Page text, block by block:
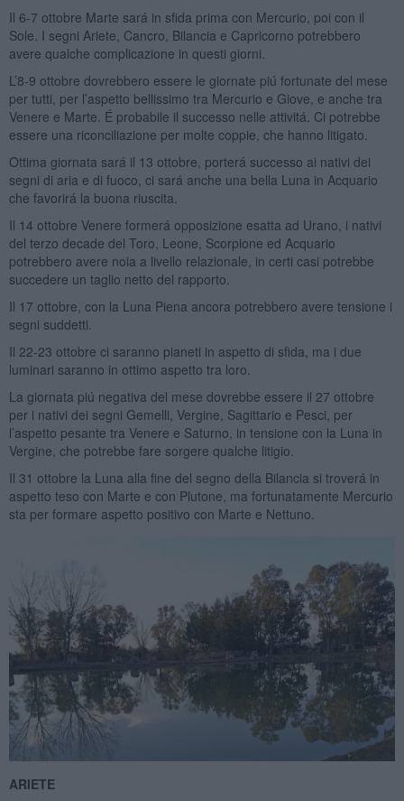
Il 6-7 ottobre Marte sará in sfida prima con Mercurio, poi con il
Sole. I segni Ariete, Cancro, Bilancia e Capricorno potrebbero
avere qualche complicazione in questi giorni.
L’8-9 ottobre dovrebbero essere le giornate piú fortunate del mese
per tutti, per l’aspetto bellissimo tra Mercurio e Giove, e anche tra
Venere e Marte. É probabile il successo nelle attivitá. Ci potrebbe
essere una riconciliazione per molte coppie, che hanno litigato.
Ottima giornata sará il 13 ottobre, porterá successo ai nativi dei
segni di aria e di fuoco, ci sará anche una bella Luna in Acquario
che favorirá la buona riuscita.
Il 14 ottobre Venere formerá opposizione esatta ad Urano, i nativi
del terzo decade del Toro, Leone, Scorpione ed Acquario
potrebbero avere noia a livello relazionale, in certi casi potrebbe
succedere un taglio netto del rapporto.
Il 17 ottobre, con la Luna Piena ancora potrebbero avere tensione i
segni suddetti.
Il 22-23 ottobre ci saranno pianeti in aspetto di sfida, ma i due
luminari saranno in ottimo aspetto tra loro.
La giornata piú negativa del mese dovrebbe essere il 27 ottobre
per i nativi dei segni Gemelli, Vergine, Sagittario e Pesci, per
l’aspetto pesante tra Venere e Saturno, in tensione con la Luna in
Vergine, che potrebbe fare sorgere qualche litigio.
Il 31 ottobre la Luna alla fine del segno della Bilancia si troverá in
aspetto teso con Marte e con Plutone, ma fortunatamente Mercurio
sta per formare aspetto positivo con Marte e Nettuno.
ARIETE